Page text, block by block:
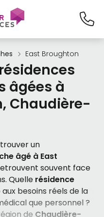
East Broughton
âgées à
Chaudière-
un
âgé à East
souvent face
Quelle résidence
besoins réels de la
que personnel ?
de Chaudière-